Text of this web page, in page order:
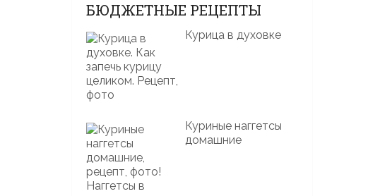
БЮДЖЕТНЫЕ РЕЦЕПТЫ
Курица в духовке
Куриные наггетсы
домашние